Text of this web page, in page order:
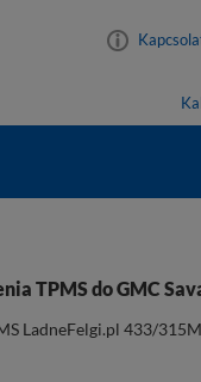
TPMS do GMC
LadneFelgi.pl 433/